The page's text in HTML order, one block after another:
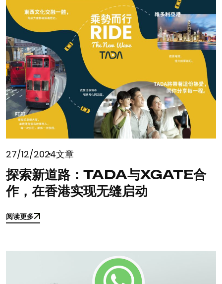
27/12/2024文章
探索新道路：TADA与XGATE合
作，在香港实现无缝启动
阅读更多
阅读更多